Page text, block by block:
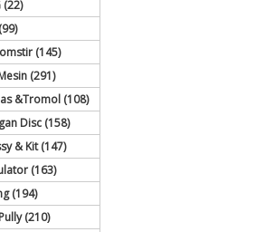
(22)
(145)
(291)
&Tromol (108)
Disc (158)
& Kit (147)
(163)
(194)
(210)